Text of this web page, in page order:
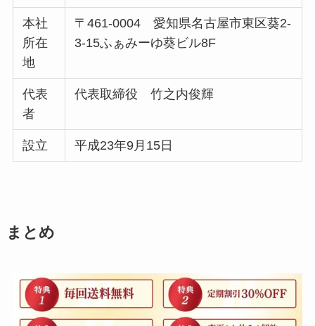
本社
所在
地
〒461-0004 愛知県名古屋市東区葵2-
3-15ふぁみーゆ葵ビル8F
代表
者
代表取締役 竹之内俊輝
設立 平成23年9月15日
まとめ